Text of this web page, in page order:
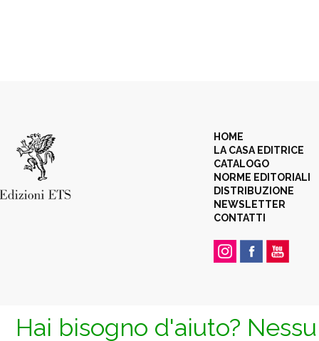
HOME
LA CASA EDITRICE
CATALOGO
NORME EDITORIALI
DISTRIBUZIONE
NEWSLETTER
CONTATTI
Hai bisogno d'aiuto?